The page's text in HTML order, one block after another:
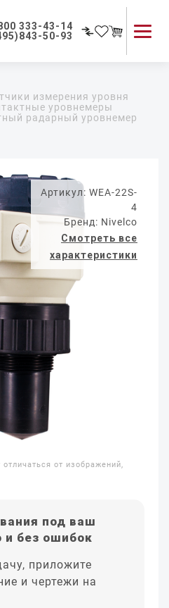
333-43-14
50-93
Применение приборов
Как мы работаем
измерения уровня
уровнемеры
радарный уровнемер
Артикул: WEA-22S-
4
Бренд: Nivelco
Смотреть все
характеристики
от изображений,
под ваш
и без ошибок
приложите
и чертежи на